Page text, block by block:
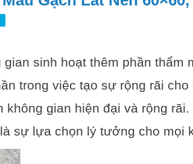
sinh hoạt thêm phần thẩm
trong việc tạo sự rộng rãi
không gian hiện đại và rộng
sự lựa chọn lý tưởng cho mọi